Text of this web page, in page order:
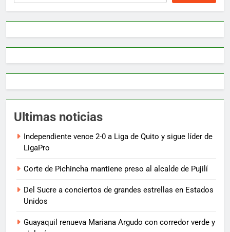
Ultimas noticias
Independiente vence 2-0 a Liga de Quito y sigue líder de
LigaPro
Corte de Pichincha mantiene preso al alcalde de Pujilí
Del Sucre a conciertos de grandes estrellas en Estados
Unidos
Guayaquil renueva Mariana Argudo con corredor verde y